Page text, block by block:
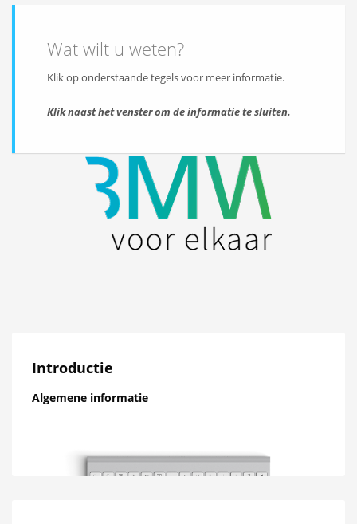
Wat wilt u weten?
Klik op onderstaande tegels voor meer informatie.
Klik naast het venster om de informatie te sluiten.
Introductie
Algemene informatie